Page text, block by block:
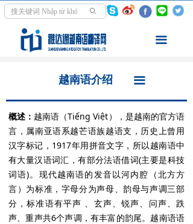
ꄙ
끀
首页
翻译服务
学越南语
关于我们
越南语介绍
概述： 越南语（Tiếng Việt），是越南的官方语
言，属南亚语系越芒语族越语支，历史上曾用
汉字标记，1917年用拼音文字，所以越南语中
有大量汉语词汇，有部分法语借词(主要是科技
词语)。现代越南语的发音以河内腔（北方方
言）为标准，字母分为声母、韵母与声调三部
分，标准语有平声 、玄声、锐声、问声、跌
声、重声共6个声调，有丰富的韵尾。越南语语
끀
越南语介绍
翻译领域
文件笔译
影音翻译
翻译案例